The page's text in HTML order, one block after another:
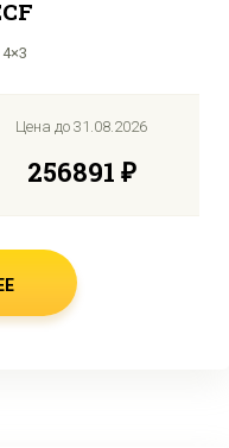
Цена до 31.08.2026
256891 ₽